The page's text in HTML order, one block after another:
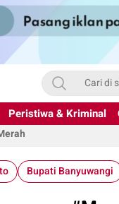
Peristiwa & Kriminal
Bupati Banyuwangi